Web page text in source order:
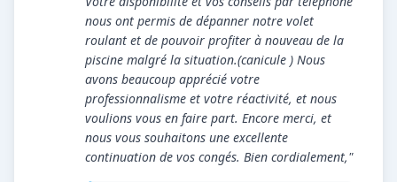
nous ont permis de dépanner notre volet
roulant et de pouvoir profiter à nouveau de la
piscine malgré la situation.(canicule ) Nous
avons beaucoup apprécié votre
professionnalisme et votre réactivité, et nous
voulions vous en faire part. Encore merci, et
nous vous souhaitons une excellente
continuation de vos congés. Bien cordialement,"